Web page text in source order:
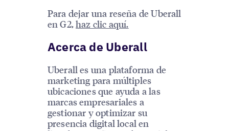
Para dejar una reseña de Uberall
en G2,haz clic aquí.
Acerca de Uberall
Uberall es una plataforma de
marketing para múltiples
ubicaciones que ayuda a las
marcas empresariales a
gestionar y optimizar su
presencia digital local en